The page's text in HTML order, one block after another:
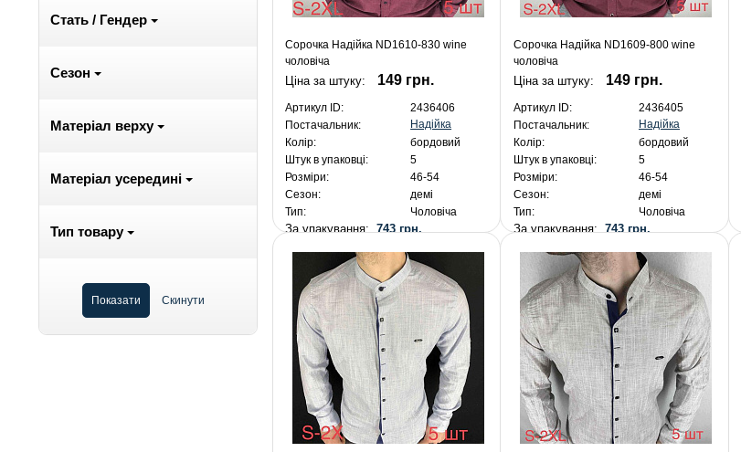
Стать / Гендер
Сезон
Матеріал верху
Матеріал усередині
Тип товару
Сорочка Надійка ND1610-830 wine
чоловіча
Ціна за штуку: 149 грн.
Артикул ID:
2436406
Постачальник:
Надійка
Колір:
бордовий
Штук в упаковці:
5
Розміри:
46-54
Сезон:
демі
Тип:
Чоловіча
За упакування:743 грн.
Сорочка Надійка ND1609-800 wine
чоловіча
Ціна за штуку: 149 грн.
Артикул ID:
2436405
Постачальник:
Надійка
Колір:
бордовий
Штук в упаковці:
5
Розміри:
46-54
Сезон:
демі
Тип:
Чоловіча
За упакування: 743 грн.